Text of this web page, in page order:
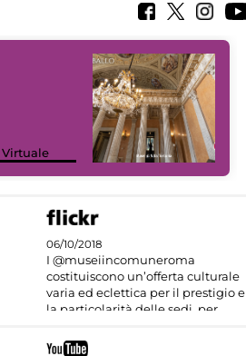
Virtuale
06/10/2018
I @museiincomuneroma
costituiscono un’offerta culturale
varia ed eclettica per il prestigio e
la particolarità delle sedi, per